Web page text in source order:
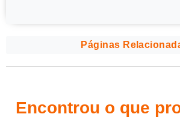
Páginas
Encontrou o que